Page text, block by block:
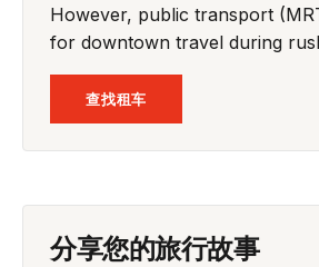
However, public transport
for downtown travel during
查找租车
分享您的旅行故事